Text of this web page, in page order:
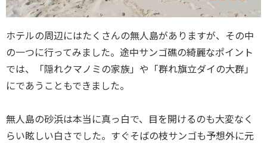
ホテルの周辺にはたくさんの無人島がありますが、その中
の一つに行ってみました。途中サンゴ礁の綺麗なポイント
では、「隠れクマノミの家族」や「群れ旗立ダイの大群」
にであうこともできました。
無人島の砂浜は本当に真っ白で、目を開けるのも大変なく
らい眩しい白さでした。すぐそばの枝サンゴも予想外に元